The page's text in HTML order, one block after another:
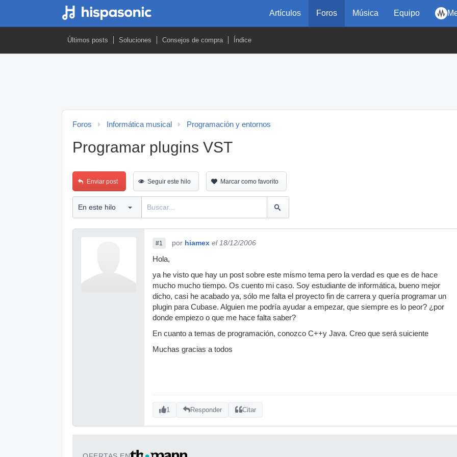
Artículos Foros Música Equipo
Últimos posts Soluciones Consejos de compra Índice
Foros Informática musical Programación y entornos
Programar plugins VST
Enviar post Seguir este hilo Marcar como favorito
#1 por hiamex el 18/12/2006
Hola,
ya he visto que hay un post sobre este mismo tema pero la verdad es que es de hace
mucho mucho tiempo. Os cuento mi caso. Soy estudiante de informática, bueno mejor
dicho, casi he acabado ya, sólo me falta el proyecto fin de carrera y quería programar un
plugin para Cubase. Alguien me podría ayudar a empezar, que siempre es lo peor? ¿por
donde empiezo o que me hace falta saber?
En cuanto a temas de programación, conozco C++y Java. Creo que será suiciente
Muchas gracias a todos
1 Responder Citar